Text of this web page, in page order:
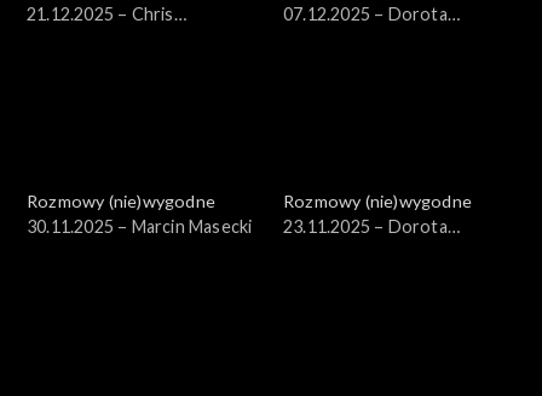
21.12.2025 – Chris
07.12.2025 – Dorota
Rozmowy (nie)wygodne
30.11.2025 – Marcin Masecki
Rozmowy (nie)wygodne
23.11.2025 – Dorota